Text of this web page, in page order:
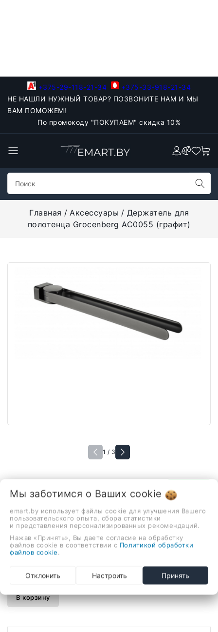
+375-29-118-21-34
+375-33-918-21-34
НЕ НАШЛИ НУЖНЫЙ ТОВАР? ПОЗВОНИТЕ НАМ И МЫ
ВАМ ПОМОЖЕМ!
По промокоду "ПОКУПАЕМ" скидка 10%
Главная Аксессуары
Держатель для
полотенца Grocenberg AC0055 (графит)
1 / 3
Держатель для полотенца
Grocenberg AC0055 (графит)
228,00 руб.
+
В корзину
Мы заботимся о Ваших cookie
emart.by использует файлы cookie для улучшения Вашего
пользовательского опыта, сбора статистики
и представления персонализированных рекомендаций.
Нажав «Принять», Вы даете согласие на обработку
файлов cookie в соответствии с Политикой обработки
файлов cookie
Отклонить Настроить Принять